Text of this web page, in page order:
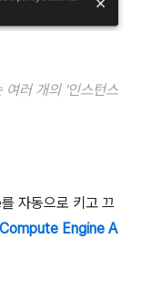
러 개의 '인스턴스
자동으로 키고 끄
Engine A